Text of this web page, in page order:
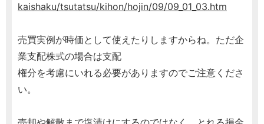
kaishaku/tsutatsu/kihon/hojin/09/09_01_03.htm
売買実例が時価として使えたりしますからね。ただ企
業支配株式の場合は支配
権分を考慮にいれる必要がありますのでご注意くださ
い。